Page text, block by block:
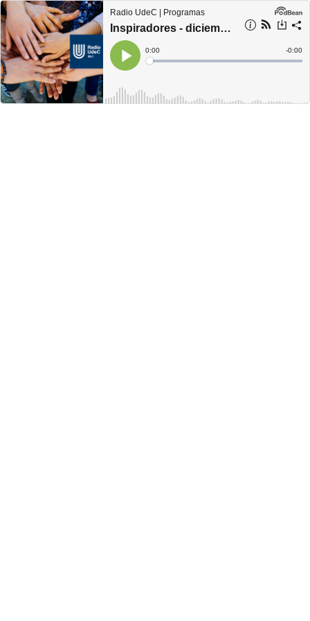
Radio UdeC | Programas
Inspiradores - diciembre 09
Play
Current
Time
0:00
Loaded:
Time
-0:00